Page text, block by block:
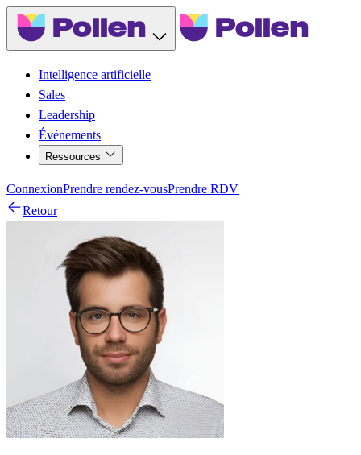
Intelligence artificielle
Sales
Leadership
Événements
Ressources
ConnexionPrendre rendez-vousPrendre RDV
Retour